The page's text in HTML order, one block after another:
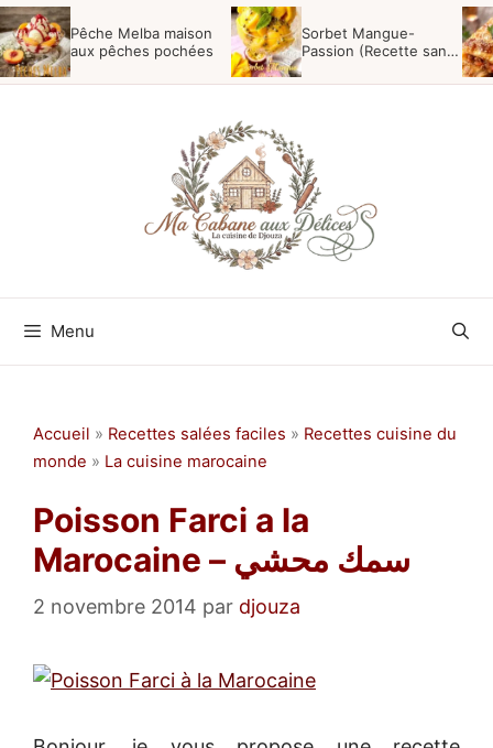
Aller
au
contenu
Pêche Melba maison
aux pêches pochées
Sorbet Mangue-
Passion (Recette sans
Menu
Accueil » Recettes salées faciles » Recettes cuisine du
monde » La cuisine marocaine
Poisson Farci a la
Marocaine – سمك محشي
2 novembre 2014 par djouza